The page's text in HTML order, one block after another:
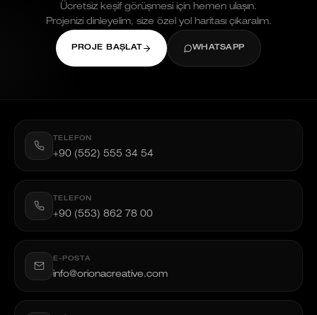
Ücretsiz keşif görüşmesi için hemen ulaşın.
Projenizi dinleyelim, size özel yol haritası çıkaralım.
PROJE BAŞLAT WHATSAPP
TELEFON
+90 (552) 555 34 54
TELEFON
+90 (553) 862 78 00
E-POSTA
info@orionacreative.com